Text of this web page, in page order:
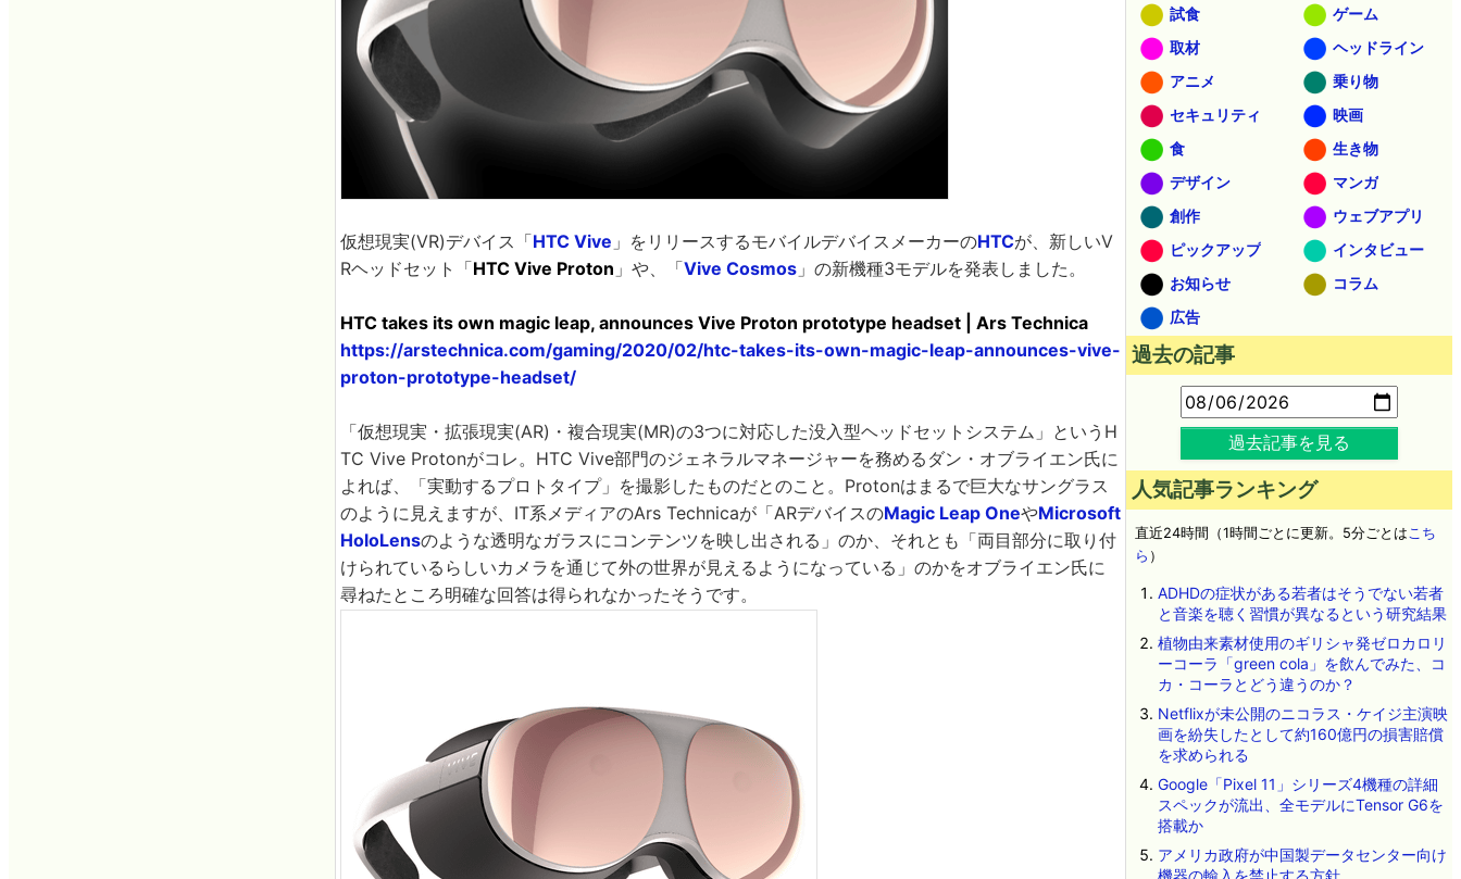
仮想現実(VR)デバイス「HTC Vive 」をリリースするモバイルデバイスメーカーのHTCが、新しいV
Rヘッドセット「HTC Vive Proton 」や、「Vive Cosmos 」の新機種3モデルを発表しました。
HTC takes its own magic leap, announces Vive Proton prototype headset | Ars Technica
https://arstechnica.com/gaming/2020/02/htc-takes-its-own-magic-leap-announces-vive-
proton-prototype-headset/
「仮想現実・拡張現実(AR)・複合現実(MR)の3つに対応した没入型ヘッドセットシステム」というH
TC Vive Protonがコレ。HTC Vive部門のジェネラルマネージャーを務めるダン・オブライエン氏に
よれば、「実動するプロトタイプ」を撮影したものだとのこと。Protonはまるで巨大なサングラス
のように見えますが、IT系メディアのArs Technicaが「ARデバイスのMagic Leap OneやMicrosoft
HoloLensのような透明なガラスにコンテンツを映し出される」のか、それとも「両目部分に取り付
けられているらしいカメラを通じて外の世界が見えるようになっている」のかをオブライエン氏に
尋ねたところ明確な回答は得られなかったそうです。
試食
ゲーム
取材
ヘッドライン
アニメ
乗り物
セキュリティ
映画
食
生き物
デザイン
マンガ
創作
ウェブアプリ
ピックアップ
インタビュー
お知らせ
コラム
広告
過去の記事
過去記事を見る
人気記事ランキング
直近24時間（1時間ごとに更新。5分ごとはこち
ら ）
ADHDの症状がある若者はそうでない若者
と音楽を聴く習慣が異なるという研究結果
植物由来素材使用のギリシャ発ゼロカロリ
ーコーラ「green cola」を飲んでみた、コ
カ・コーラとどう違うのか？
Netflixが未公開のニコラス・ケイジ主演映
画を紛失したとして約160億円の損害賠償
を求められる
Google「Pixel 11」シリーズ4機種の詳細
スペックが流出、全モデルにTensor G6を
搭載か
アメリカ政府が中国製データセンター向け
機器の輸入を禁止する方針